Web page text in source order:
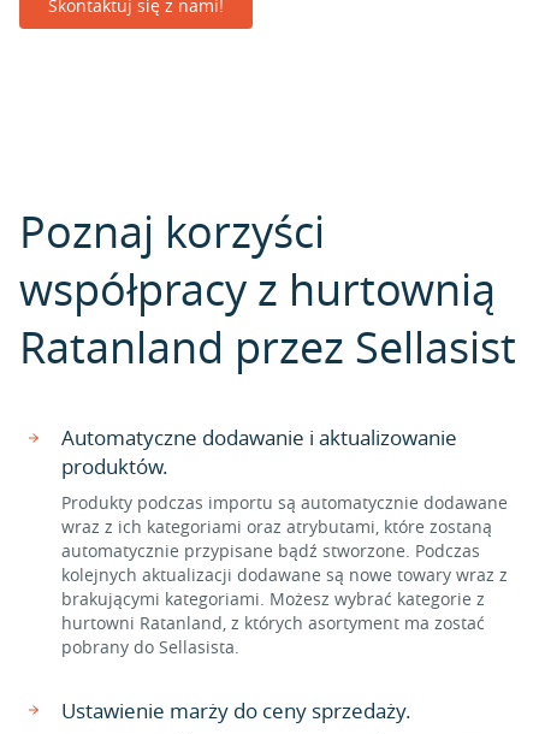
Skontaktuj się z nami!
Poznaj korzyści
współpracy z hurtownią
Ratanland przez Sellasist
Automatyczne dodawanie i aktualizowanie
produktów.
Produkty podczas importu są automatycznie dodawane
wraz z ich kategoriami oraz atrybutami, które zostaną
automatycznie przypisane bądź stworzone. Podczas
kolejnych aktualizacji dodawane są nowe towary wraz z
brakującymi kategoriami. Możesz wybrać kategorie z
hurtowni Ratanland, z których asortyment ma zostać
pobrany do Sellasista.
Ustawienie marży do ceny sprzedaży.